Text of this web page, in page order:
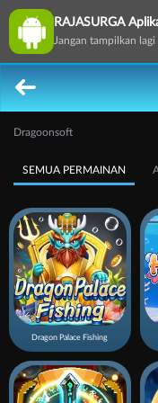
RAJASURGA
Jangan tampilkan
Dragoonsoft
SEMUA PERMAINAN
Dragon Palace Fishing